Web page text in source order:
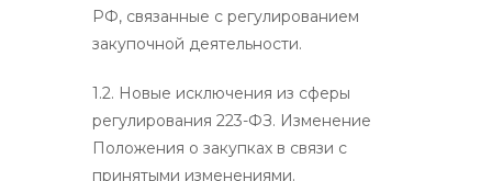
РФ, связанные с регулированием
закупочной деятельности.
1.2. Новые исключения из сферы
регулирования 223-ФЗ. Изменение
Положения о закупках в связи с
принятыми изменениями.